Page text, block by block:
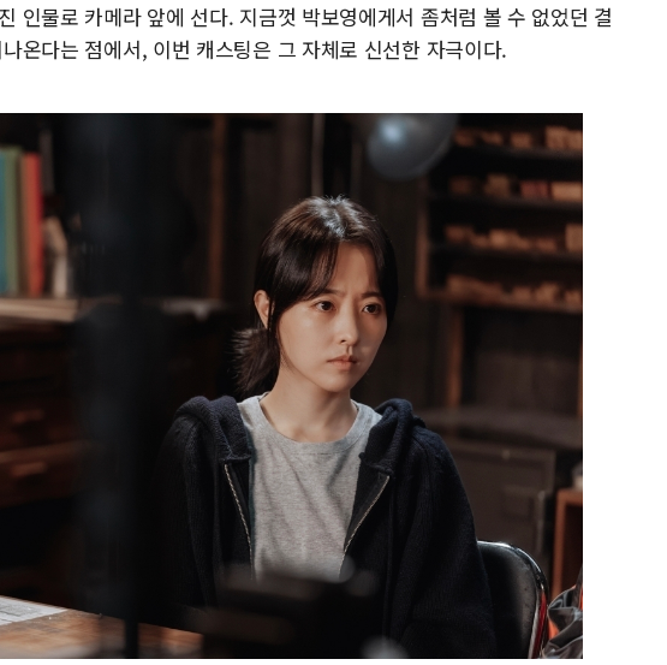
인물로 카메라 앞에 선다. 지금껏 박보영에게서 좀처럼 볼 수 없었던 결
온다는 점에서, 이번 캐스팅은 그 자체로 신선한 자극이다.